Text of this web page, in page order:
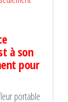
à son
pour
portable